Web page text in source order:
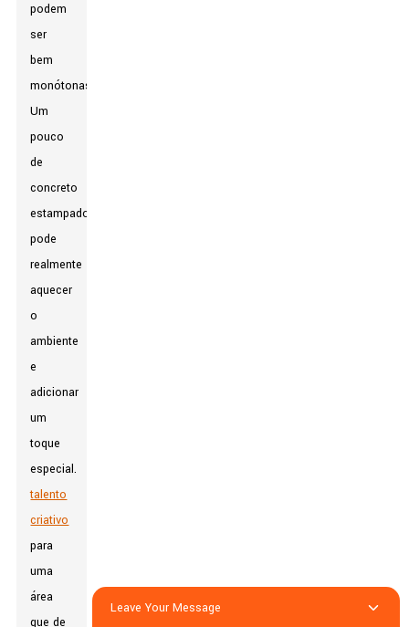
podem
ser
bem
monótonas.
Um
pouco
de
concreto
estampado
pode
realmente
aquecer
o
ambiente
e
adicionar
um
toque
especial.
talento
criativo
para
uma
área
que de
Leave Your Message